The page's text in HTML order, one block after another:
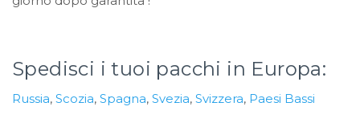
Spedisci i tuoi pacchi in Europa:
Russia, Scozia, Spagna, Svezia, Svizzera, Paesi Bassi